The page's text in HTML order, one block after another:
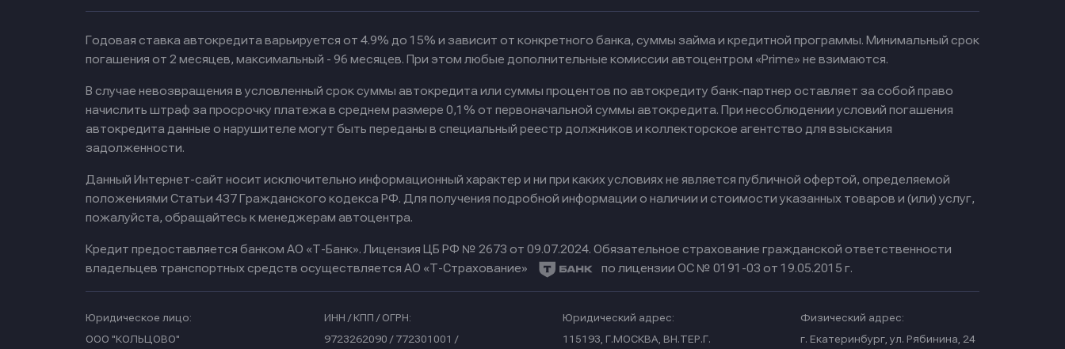
Годовая ставка автокредита варьируется от 4.9% до 15% и зависит от конкретного банка, суммы займа и кредитной программы. Минимальный срок
погашения от 2 месяцев, максимальный - 96 месяцев. При этом любые дополнительные комиссии автоцентром «Prime» не взимаются.
В случае невозвращения в условленный срок суммы автокредита или суммы процентов по автокредиту банк-партнер оставляет за собой право
начислить штраф за просрочку платежа в среднем размере 0,1% от первоначальной суммы автокредита. При несоблюдении условий погашения
автокредита данные о нарушителе могут быть переданы в специальный реестр должников и коллекторское агентство для взыскания
задолженности.
Данный Интернет-сайт носит исключительно информационный характер и ни при каких условиях не является публичной офертой, определяемой
положениями Статьи 437 Гражданского кодекса РФ. Для получения подробной информации о наличии и стоимости указанных товаров и (или) услуг,
пожалуйста, обращайтесь к менеджерам автоцентра.
Кредит предоставляется банком АО «Т-Банк». Лицензия ЦБ РФ № 2673 от 09.07.2024. Обязательное страхование гражданской ответственности
владельцев транспортных средств осуществляется АО «Т-Страхование»
по лицензии ОС № 0191-03 от 19.05.2015 г.
Юридическое лицо:
ООО "КОЛЬЦОВО"
ИНН / КПП / ОГРН:
9723262090 / 772301001 /
Юридический адрес:
115193, Г.МОСКВА, ВН.ТЕР.Г.
Физический адрес:
г. Екатеринбург, ул. Рябинина, 24